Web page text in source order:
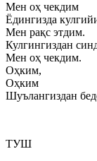
Мен оҳ чекдим
Ёдингизда
Мен рақс этдим.
Кулгингиздан
Мен оҳ чекдим.
Оҳким,
Оҳким
Шуълангиздан
ТУШ